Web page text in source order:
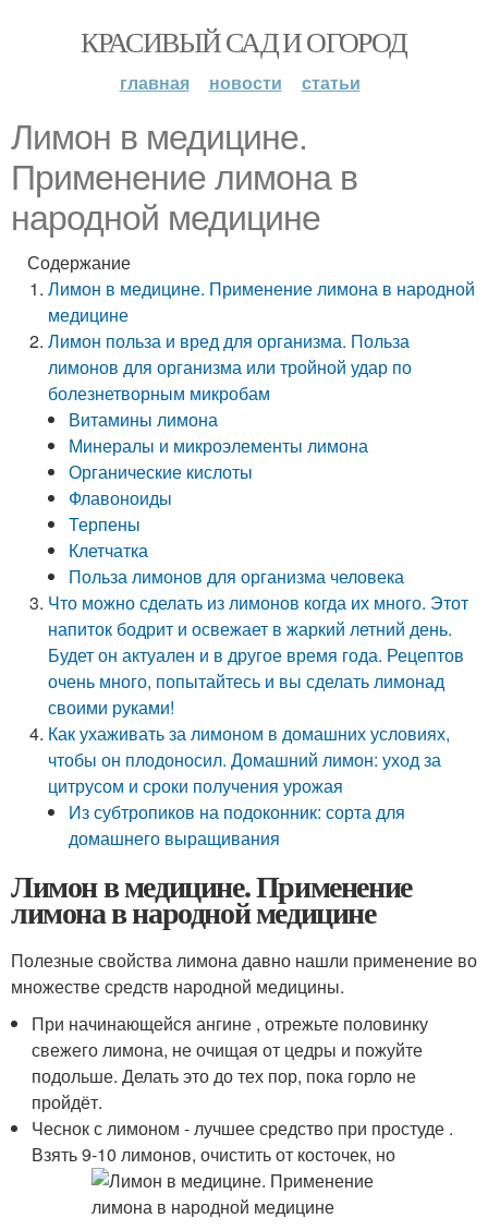
КРАСИВЫЙ САД И ОГОРОД
главная новости статьи
Лимон в медицине.
Применение лимона в
народной медицине
Содержание
Лимон в медицине. Применение лимона в народной
медицине
Лимон польза и вред для организма. Польза
лимонов для организма или тройной удар по
болезнетворным микробам
Витамины лимона
Минералы и микроэлементы лимона
Органические кислоты
Флавоноиды
Терпены
Клетчатка
Польза лимонов для организма человека
Что можно сделать из лимонов когда их много. Этот
напиток бодрит и освежает в жаркий летний день.
Будет он актуален и в другое время года. Рецептов
очень много, попытайтесь и вы сделать лимонад
своими руками!
Как ухаживать за лимоном в домашних условиях,
чтобы он плодоносил. Домашний лимон: уход за
цитрусом и сроки получения урожая
Из субтропиков на подоконник: сорта для
домашнего выращивания
Лимон в медицине. Применение
лимона в народной медицине
Полезные свойства лимона давно нашли применение во
множестве средств народной медицины.
При начинающейся ангине , отрежьте половинку
свежего лимона, не очищая от цедры и пожуйте
подольше. Делать это до тех пор, пока горло не
пройдёт.
Чеснок с лимоном - лучшее средство при простуде .
Взять 9-10 лимонов, очистить от косточек, но